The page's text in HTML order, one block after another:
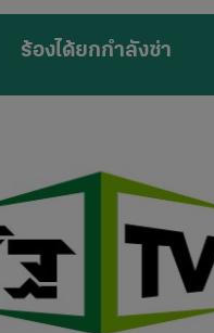
ร้องได้ยกกำลังซ่า